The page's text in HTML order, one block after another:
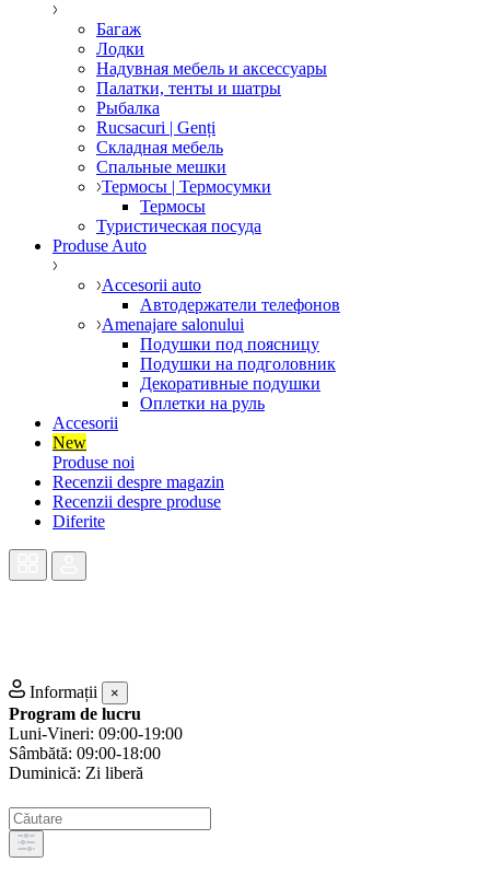
Багаж
Лодки
Надувная мебель и аксессуары
Палатки, тенты и шатры
Рыбалка
Rucsacuri | Genți
Складная мебель
Спальные мешки
Термосы | Термосумки
Термосы
Туристическая посуда
Produse Auto
Accesorii auto
Автодержатели телефонов
Amenajare salonului
Подушки под поясницу
Подушки на подголовник
Декоративные подушки
Оплетки на руль
Accesorii
New
Produse noi
Recenzii despre magazin
Recenzii despre produse
Diferite
Informații ×
Program de lucru
Luni-Vineri: 09:00-19:00
Sâmbătă: 09:00-18:00
Duminică: Zi liberă